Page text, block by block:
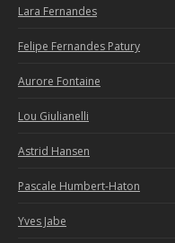
Lara Fernandes
Felipe Fernandes Patury
Aurore Fontaine
Lou Giulianelli
Astrid Hansen
Pascale Humbert-Haton
Yves Jabe